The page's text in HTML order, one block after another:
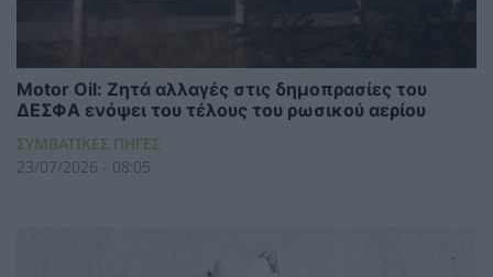
Motor Oil: Ζητά αλλαγές στις δημοπρασίες του
ΔΕΣΦΑ ενόψει του τέλους του ρωσικού αερίου
ΣΥΜΒΑΤΙΚΕΣ ΠΗΓΕΣ
23/07/2026 - 08:05